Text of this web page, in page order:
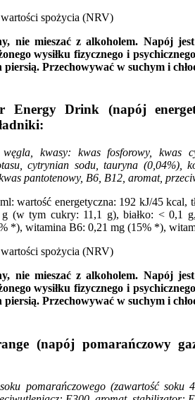
spożycia (NRV)
nie mieszać z alkoholem. Napój
wysiłku fizycznego i
Przechowywać w suchym i
Energy Drink (napój
węgla, kwasy: kwas fosforowy, kwas
cytrynian sodu, tauryna (0,04%),
pantotenowy, B6, B12, aromat,
wartość energetyczna: 192 kJ/45 kcal,
(w tym cukry: 11,1 g), białko: < 0,1
*), witamina B6: 0,21 mg (15% *),
spożycia (NRV)
nie mieszać z alkoholem. Napój
wysiłku fizycznego i
Przechowywać w suchym i
(napój pomarańczowy
pomarańczowego (zawartość